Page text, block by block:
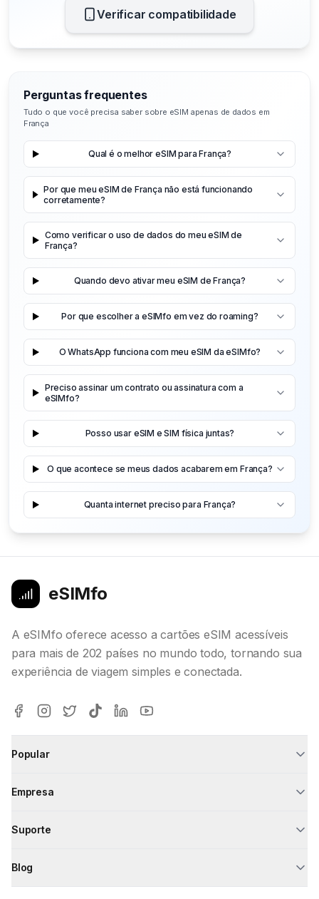
Verificar compatibilidade
Perguntas frequentes
Tudo o que você precisa saber sobre eSIM apenas de dados em
França
Qual é o melhor eSIM para França?
Por que meu eSIM de França não está funcionando
corretamente?
Como verificar o uso de dados do meu eSIM de
França?
Quando devo ativar meu eSIM de França?
Por que escolher a eSIMfo em vez do roaming?
O WhatsApp funciona com meu eSIM da eSIMfo?
Preciso assinar um contrato ou assinatura com a
eSIMfo?
Posso usar eSIM e SIM física juntas?
O que acontece se meus dados acabarem em França?
Quanta internet preciso para França?
eSIMfo
A eSIMfo oferece acesso a cartões eSIM acessíveis
para mais de 202 países no mundo todo, tornando sua
experiência de viagem simples e conectada.
Popular
Empresa
Suporte
Blog